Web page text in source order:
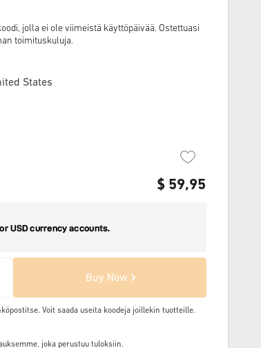
jolla ei ole viimeistä käyttöpäivää. Ostettuasi
toimituskuluja.
States
$ 59,95
Buy Now
Voit saada useita koodeja joillekin tuotteille.
joka perustuu tuloksiin.